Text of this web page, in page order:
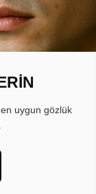
uygun gözlük